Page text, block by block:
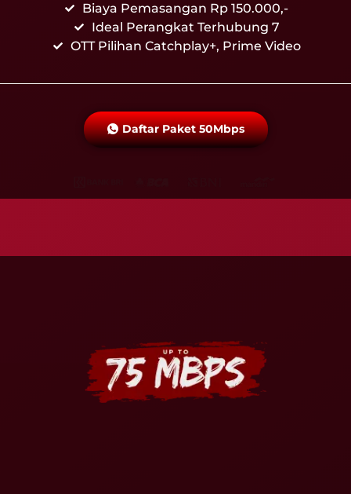
Biaya Pemasangan Rp 150.000,-
Ideal Perangkat Terhubung 7
OTT Pilihan Catchplay+, Prime Video
Daftar Paket 50Mbps